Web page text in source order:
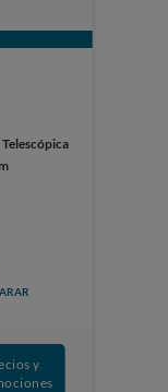
Telescópica
y